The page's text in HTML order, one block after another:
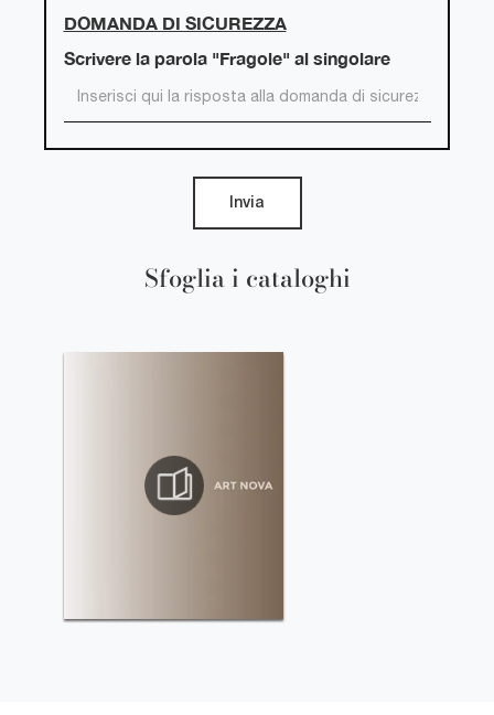
Sfoglia i cataloghi
DOMANDA DI SICUREZZA
Scrivere la parola "Fragole" al singolare
Invia